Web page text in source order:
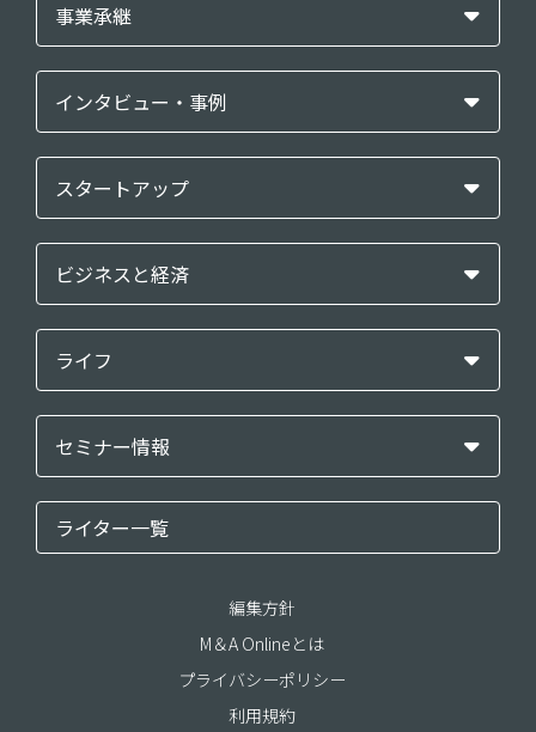
事業承継
インタビュー・事例
スタートアップ
ビジネスと経済
ライフ
セミナー情報
ライター一覧
編集方針
M＆A Onlineとは
プライバシーポリシー
利用規約